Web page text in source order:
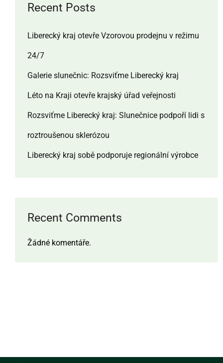
Recent Posts
Liberecký kraj otevře Vzorovou prodejnu v režimu
24/7
Galerie slunečnic: Rozsviťme Liberecký kraj
Léto na Kraji otevře krajský úřad veřejnosti
Rozsviťme Liberecký kraj: Slunečnice podpoří lidi s
roztroušenou sklerózou
Liberecký kraj sobě podporuje regionální výrobce
Recent Comments
Žádné komentáře.